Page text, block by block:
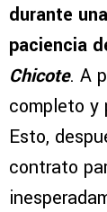
durante
paciencia
Chicote. A
completo y
Esto,
contrato